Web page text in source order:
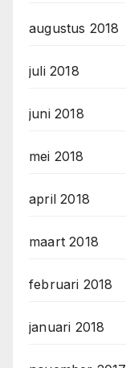
augustus 2018
juli 2018
juni 2018
mei 2018
april 2018
maart 2018
februari 2018
januari 2018